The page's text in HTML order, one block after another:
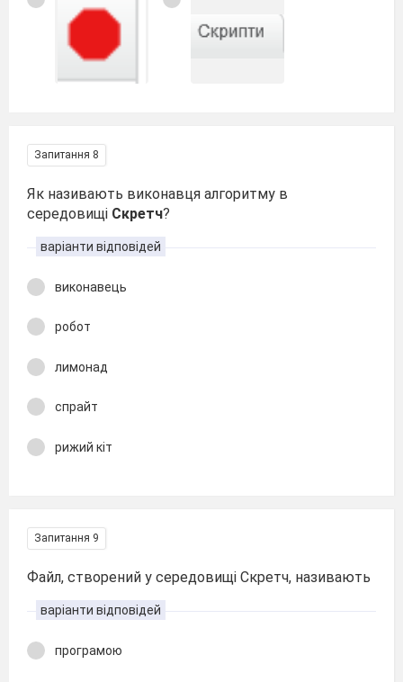
Запитання 8
Як називають виконавця алгоритму в
середовищі Скретч?
варіанти відповідей
виконавець
робот
лимонад
спрайт
рижий кіт
Запитання 9
Файл, створений у середовищі Скретч, називають
варіанти відповідей
програмою